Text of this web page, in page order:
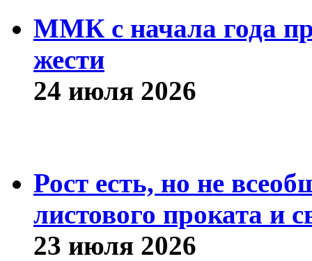
ММК с начала года
жести
24 июля 2026
Рост есть, но не
листового проката и
23 июля 2026